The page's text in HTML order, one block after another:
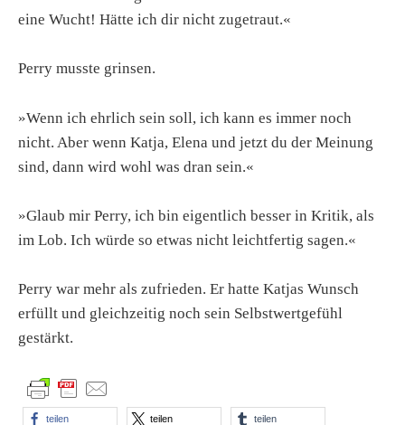
eine Wucht! Hätte ich dir nicht zugetraut.«
Perry musste grinsen.
»Wenn ich ehrlich sein soll, ich kann es immer noch
nicht. Aber wenn Katja, Elena und jetzt du der Meinung
sind, dann wird wohl was dran sein.«
»Glaub mir Perry, ich bin eigentlich besser in Kritik, als
im Lob. Ich würde so etwas nicht leichtfertig sagen.«
Perry war mehr als zufrieden. Er hatte Katjas Wunsch
erfüllt und gleichzeitig noch sein Selbstwertgefühl
gestärkt.
teilen teilen teilen